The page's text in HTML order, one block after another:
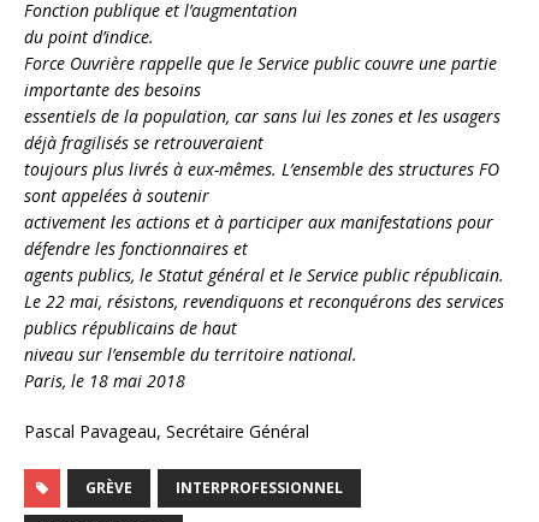
Fonction publique et l’augmentation
du point d’indice.
Force Ouvrière rappelle que le Service public couvre une partie
importante des besoins
essentiels de la population, car sans lui les zones et les usagers
déjà fragilisés se retrouveraient
toujours plus livrés à eux-mêmes. L’ensemble des structures FO
sont appelées à soutenir
activement les actions et à participer aux manifestations pour
défendre les fonctionnaires et
agents publics, le Statut général et le Service public républicain.
Le 22 mai, résistons, revendiquons et reconquérons des services
publics républicains de haut
niveau sur l’ensemble du territoire national.
Paris, le 18 mai 2018
Pascal Pavageau, Secrétaire Général
GRÈVE INTERPROFESSIONNEL